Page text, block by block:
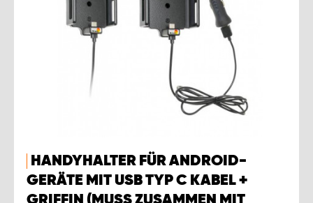
HANDYHALTER FÜR ANDROID-
GERÄTE MIT USB TYP C KABEL +